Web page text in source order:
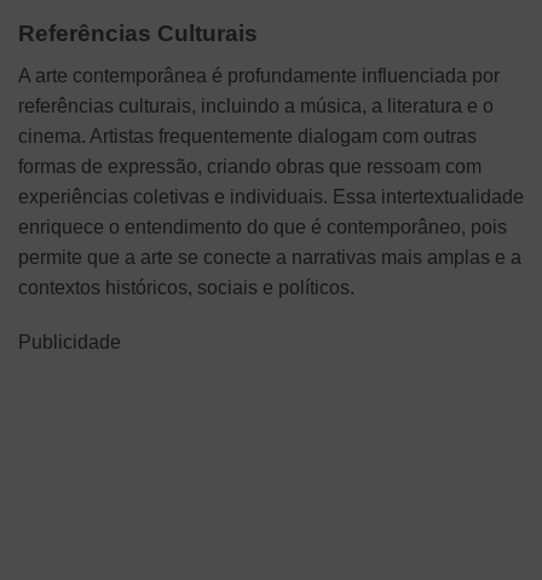
Referências Culturais
A arte contemporânea é profundamente influenciada por
referências culturais, incluindo a música, a literatura e o
cinema. Artistas frequentemente dialogam com outras
formas de expressão, criando obras que ressoam com
experiências coletivas e individuais. Essa intertextualidade
enriquece o entendimento do que é contemporâneo, pois
permite que a arte se conecte a narrativas mais amplas e a
contextos históricos, sociais e políticos.
Publicidade